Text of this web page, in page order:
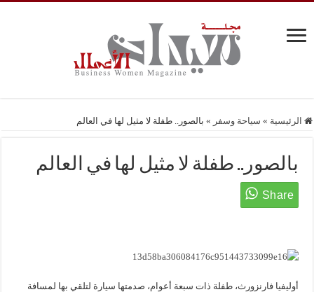
الرئيسية » سياحة وسفر » بالصور.. طفلة لا مثيل لها في العالم
بالصور.. طفلة لا مثيل لها في العالم
أوليفيا فارنزورث، طفلة ذات سبعة أعوام، صدمتها سيارة لتلقي بها لمسافة